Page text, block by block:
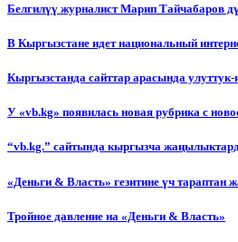
Белгилүү журналист Марип Тайчабаров
В Кыргызстане идет национальный
Кыргызстанда сайттар арасында
У «vb.kg» появилась новая рубрика с
“vb.kg.” сайтында кыргызча
«Деньги & Власть» гезитине үч тараптан
Тройное давление на «Деньги & Власть»